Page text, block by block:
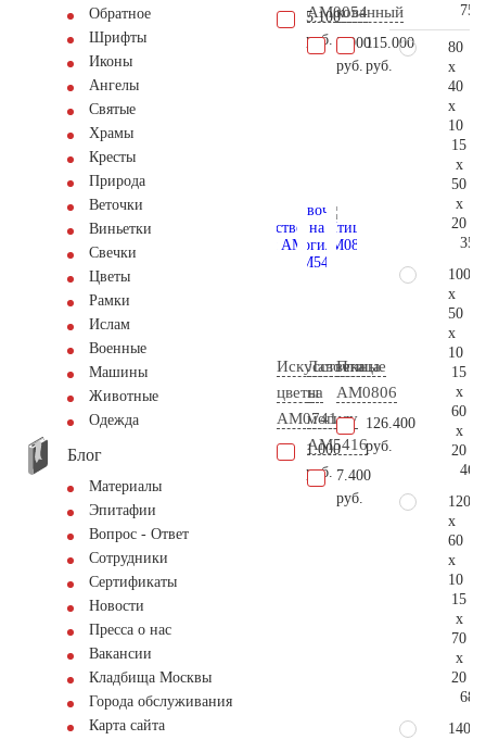
Обратное
Шрифты
Иконы
Ангелы
Святые
Храмы
Кресты
Природа
Веточки
Виньетки
Свечки
Цветы
Рамки
Ислам
Военные
Машины
Животные
Одежда
Блог
Материалы
Эпитафии
Вопрос - Ответ
Сотрудники
Сертификаты
Новости
Пресса о нас
Вакансии
Кладбища Москвы
Города обслуживания
Карта сайта
5.100
руб.
AM0054
2.000
руб.
кованный
115.000
руб.
Искусственные
цветы
AM0741
1.000
руб.
Лавочка
на
могилу
AM5416
7.400
руб.
Птица
AM0806
126.400
руб.
80
x
40
x
10
15
x
50
x
20
100
x
50
x
10
15
x
60
x
20
120
x
60
x
10
15
x
70
x
20
140